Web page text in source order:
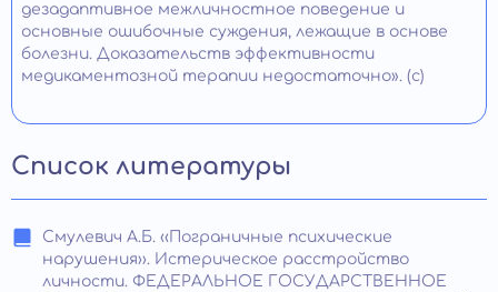
дезадаптивное межличностное поведение и
основные ошибочные суждения, лежащие в основе
болезни. Доказательств эффективности
медикаментозной терапии недостаточно». (с)
Список литературы
Смулевич А.Б. ‹‹Пограничные психические
нарушения››. Истерическое расстройство
личности. ФЕДЕРАЛЬНОЕ ГОСУДАРСТВЕННОЕ